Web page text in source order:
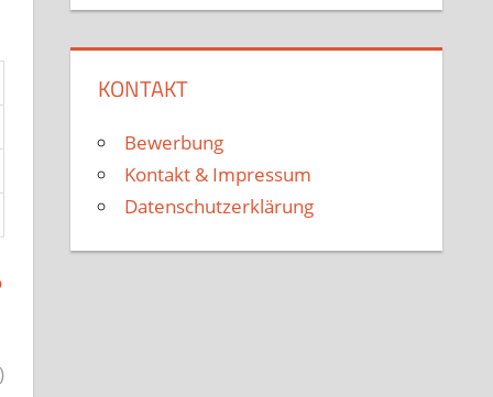
KONTAKT
Bewerbung
Kontakt & Impressum
Datenschutzerklärung